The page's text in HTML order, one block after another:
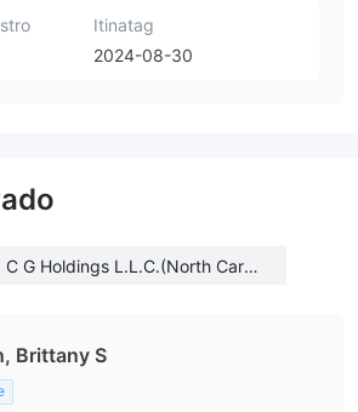
Itinatag
2024-08-30
C G Holdings L.L.C.(North Caroli
Brittany S